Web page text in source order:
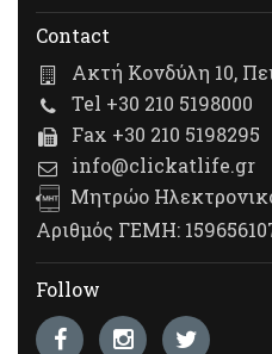
Contact
Ακτή Κονδύλη 10,
Tel +30 210 5198000
Fax +30 210 5198295
info@clickatlife.gr
Μητρώο
Αριθμός ΓΕΜΗ:
Follow